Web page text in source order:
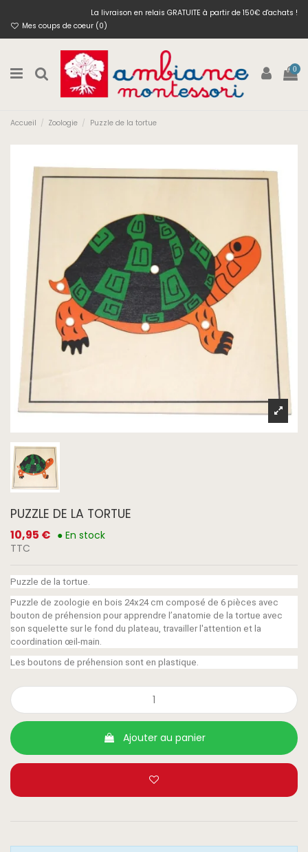
La livraison en relais GRATUITE à partir de 150€ d'achats !
Mes coups de coeur (0)
0
Accueil Zoologie Puzzle de la tortue
PUZZLE DE LA TORTUE
10,95 € ● En stock
TTC
Puzzle de la tortue.
Puzzle de zoologie en bois 24x24 cm composé de 6 pièces avec
bouton de préhension pour apprendre l’anatomie de la tortue avec
son squelette sur le fond du plateau, travailler l'attention et la
coordination œil-main.
Les boutons de préhension sont en plastique.
Ajouter au panier